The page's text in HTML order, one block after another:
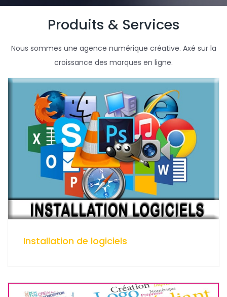
Produits & Services
Nous sommes une agence numérique créative. Axé sur la
croissance des marques en ligne.
Installation de logiciels